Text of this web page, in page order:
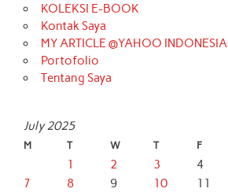
KOLEKSI E-BOOK
Kontak Saya
MY ARTICLE @YAHOO INDONESIA
Portofolio
Tentang Saya
July 2025
M T W T F
1 2 3 4
7
8 9 10 11